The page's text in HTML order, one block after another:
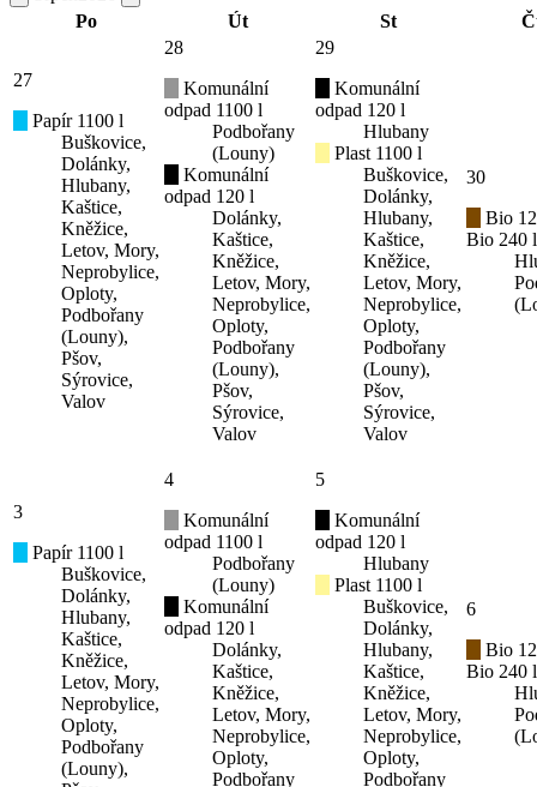
Po
Út St
27
Papír 1100 l
Buškovice,
Dolánky,
Hlubany,
Kaštice,
Kněžice,
Letov, Mory,
Neprobylice,
Oploty,
Podbořany
(Louny),
Pšov,
Sýrovice,
Valov
28
Komunální
odpad 1100 l
Podbořany
(Louny)
Komunální
odpad 120 l
Dolánky,
Kaštice,
Kněžice,
Letov, Mory,
Neprobylice,
Oploty,
Podbořany
(Louny),
Pšov,
Sýrovice,
Valov
29
Komunální
odpad 120 l
Hlubany
Plast 1100 l
Buškovice,
Dolánky,
Hlubany,
Kaštice,
Kněžice,
Letov, Mory,
Neprobylice,
Oploty,
Podbořany
(Louny),
Pšov,
Sýrovice,
Valov
30
Bio
Bio 240 l
3
Papír 1100 l
Buškovice,
Dolánky,
Hlubany,
Kaštice,
Kněžice,
Letov, Mory,
Neprobylice,
Oploty,
Podbořany
(Louny),
4
Komunální
odpad 1100 l
Podbořany
(Louny)
Komunální
odpad 120 l
Dolánky,
Kaštice,
Kněžice,
Letov, Mory,
Neprobylice,
Oploty,
Podbořany
5
Komunální
odpad 120 l
Hlubany
Plast 1100 l
Buškovice,
Dolánky,
Hlubany,
Kaštice,
Kněžice,
Letov, Mory,
Neprobylice,
Oploty,
Podbořany
6
Bio
Bio 240 l